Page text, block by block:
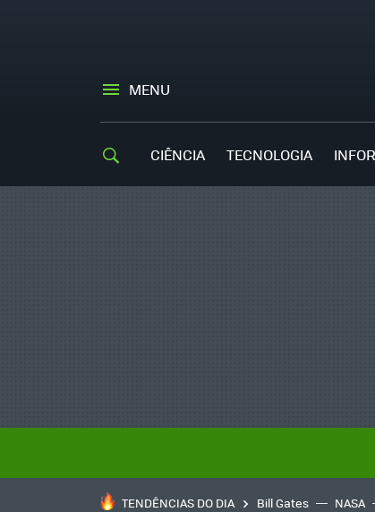
MENU
CIÊNCIA TECNOLOGIA
TENDÊNCIAS DO DIA Bill Gates NASA